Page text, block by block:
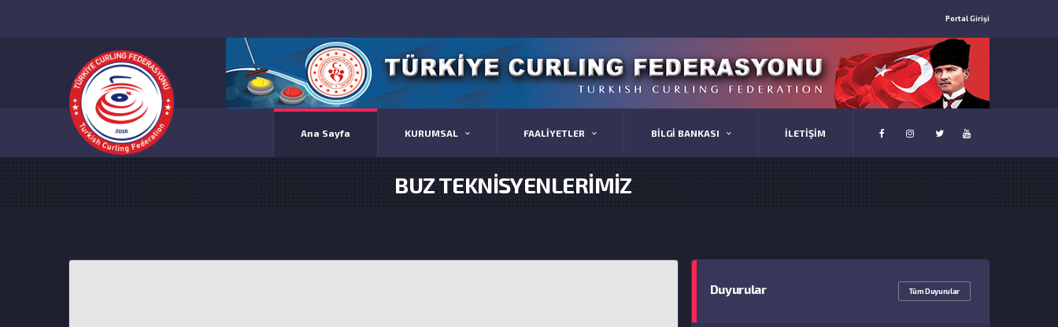
Portal Girişi
Ana Sayfa KURUMSAL FAALİYETLER BİLGİ BANKASI İLETİŞİM
BUZ TEKNİSYENLERİMİZ
Duyurular Tüm Duyurular